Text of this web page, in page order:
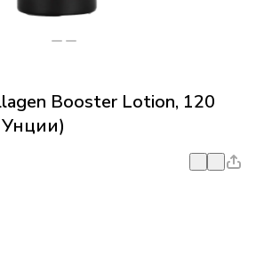
Booster Lotion, 120